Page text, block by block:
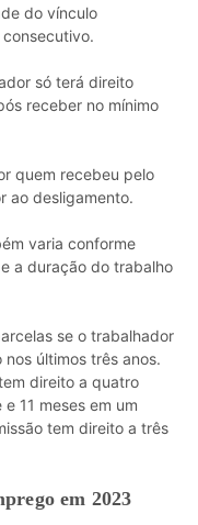
do vínculo
só terá direito
receber no mínimo
quem recebeu pelo
ao desligamento.
varia conforme
a duração do trabalho
se o trabalhador
últimos três anos.
direito a quatro
11 meses em um
tem direito a três
em 2023